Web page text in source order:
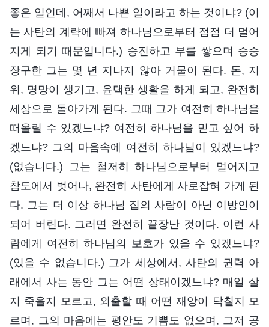
좋은 일인데, 어째서 나쁜 일이라고 하는 것이냐? (이
는 사탄의 계략에 빠져 하나님으로부터 점점 더 멀어
지게 되기 때문입니다.) 승진하고 부를 쌓으며 승승
장구한 그는 몇 년 지나지 않아 거물이 된다. 돈, 지
위, 명망이 생기고, 윤택한 생활을 하게 되고, 완전히
세상으로 돌아가게 된다. 그때 그가 여전히 하나님을
떠올릴 수 있겠느냐? 여전히 하나님을 믿고 싶어 하
겠느냐? 그의 마음속에 여전히 하나님이 있겠느냐?
(없습니다.) 그는 철저히 하나님으로부터 멀어지고
참도에서 벗어나, 완전히 사탄에게 사로잡혀 가게 된
다. 그는 더 이상 하나님 집의 사람이 아닌 이방인이
되어 버린다. 그러면 완전히 끝장난 것이다. 이런 사
람에게 여전히 하나님의 보호가 있을 수 있겠느냐?
(있을 수 없습니다.) 그가 세상에서, 사탄의 권력 아
래에서 사는 동안 그는 어떤 상태이겠느냐? 매일 살
지 죽을지 모르고, 외출할 때 어떤 재앙이 닥칠지 모
르며, 그의 마음에는 평안도 기쁨도 없으며, 그저 공